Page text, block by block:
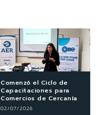
Comenzó el Ciclo de
Capacitaciones para
Comercios de Cercanía
02/07/2026